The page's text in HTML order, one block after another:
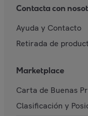
Contacta con
Ayuda y Contacto
Retirada de
Marketplace
Carta de Buenas
Clasificación y